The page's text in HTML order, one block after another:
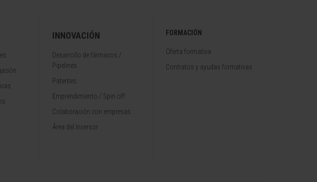
INNOVACIÓN
Desarrollo de fármacos /
Pipelines
Patentes
Emprendimiento / Spin off
Colaboración con empresas
Área del Inversor
FORMACIÓN
Oferta formativa
Contratos y ayudas formativas